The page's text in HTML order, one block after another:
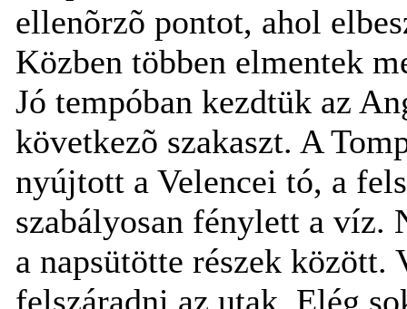
ellenõrzõ pontot, ahol
Közben többen elmentek
Jó tempóban kezdtük az
következõ szakaszt. A
nyújtott a Velencei tó, a
szabályosan fénylett a víz.
a napsütötte részek között.
felszáradni az utak. Elég